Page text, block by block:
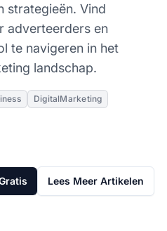
strategieën. Vind
adverteerders en
te navigeren in het
landschap.
DigitalMarketing
Lees Meer Artikelen